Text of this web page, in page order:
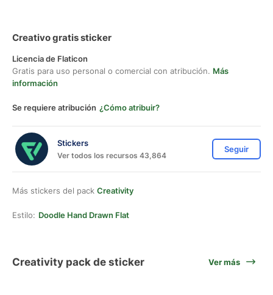
Creativo gratis sticker
Licencia de Flaticon
Gratis para uso personal o comercial con atribución. Más
información
Se requiere atribución ¿Cómo atribuir?
Stickers
Ver todos los recursos 43,864
Seguir
Más stickers del pack Creativity
Estilo: Doodle Hand Drawn Flat
Creativity pack de sticker Ver más